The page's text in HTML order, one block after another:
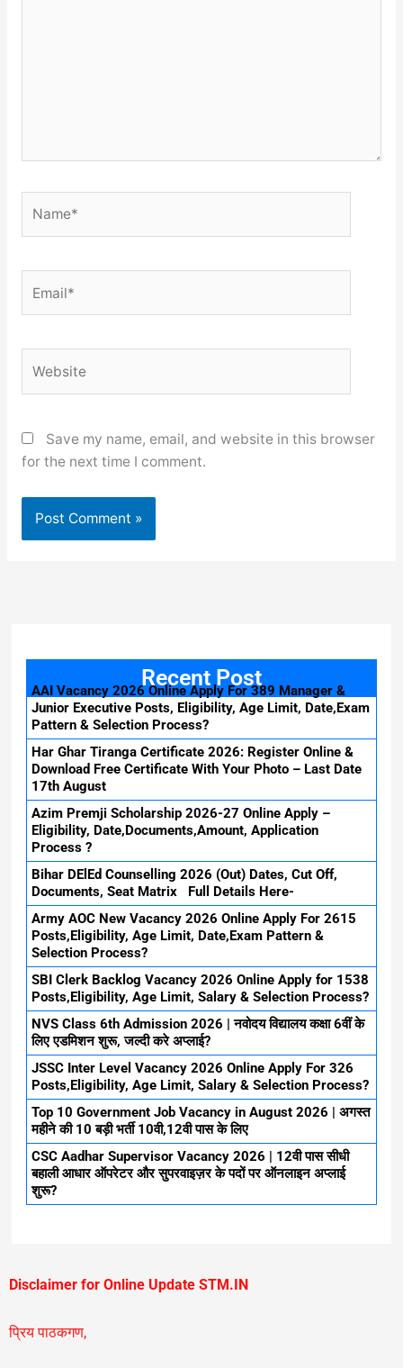
Save my name, email, and website in this browser
for the next time I comment.
Recent Post
AAI Vacancy 2026 Online Apply For 389 Manager &
Junior Executive Posts, Eligibility, Age Limit, Date,Exam
Pattern & Selection Process?
Har Ghar Tiranga Certificate 2026: Register Online &
Download Free Certificate With Your Photo – Last Date
17th August
Azim Premji Scholarship 2026-27 Online Apply –
Eligibility, Date,Documents,Amount, Application
Process ?
Bihar DElEd Counselling 2026 (Out) Dates, Cut Off,
Documents, Seat Matrix Full Details Here-
Army AOC New Vacancy 2026 Online Apply For 2615
Posts,Eligibility, Age Limit, Date,Exam Pattern &
Selection Process?
SBI Clerk Backlog Vacancy 2026 Online Apply for 1538
Posts,Eligibility, Age Limit, Salary & Selection Process?
NVS Class 6th Admission 2026 | नवोदय विद्यालय कक्षा 6वीं के
लिए एडमिशन शुरू, जल्दी करे अप्लाई?
JSSC Inter Level Vacancy 2026 Online Apply For 326
Posts,Eligibility, Age Limit, Salary & Selection Process?
Top 10 Government Job Vacancy in August 2026 | अगस्त
महीने की 10 बड़ी भर्ती 10वी,12वी पास के लिए
CSC Aadhar Supervisor Vacancy 2026 | 12वी पास सीधी
बहाली आधार ऑपरेटर और सुपरवाइज़र के पदों पर ऑनलाइन अप्लाई
शुरू?
Disclaimer for Online Update STM.IN
प्रिय पाठकगण,